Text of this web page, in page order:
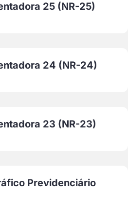
25 (NR-25)
24 (NR-24)
23 (NR-23)
Previdenciário